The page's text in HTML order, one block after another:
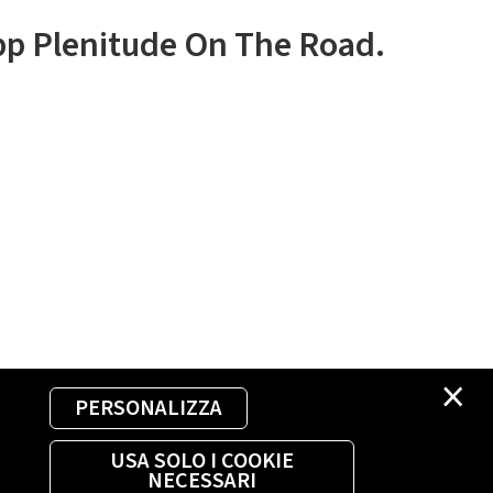
×
PERSONALIZZA
USA SOLO I COOKIE
NECESSARI
Plenitude On The Road.